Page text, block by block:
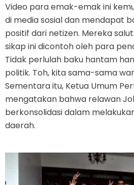
Video para emak-emak ini
di media sosial dan mendapat
positif dari netizen. Mereka
sikap ini dicontoh oleh para
Tidak perlulah baku hantam
politik. Toh, kita sama-sama
Sementara itu, Ketua Umum
mengatakan bahwa relawan
berkonsolidasi dalam
daerah.